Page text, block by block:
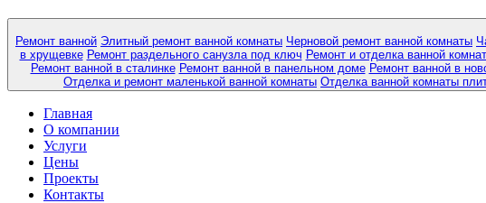
Ремонт ванной Элитный ремонт ванной комнаты Черновой ремонт ванной комнаты
в хрущевке Ремонт раздельного санузла под ключ Ремонт и отделка ванной
Ремонт ванной в сталинке Ремонт ванной в панельном доме Ремонт ванной в
Отделка и ремонт маленькой ванной комнаты Отделка ванной комнаты
Главная
О компании
Услуги
Цены
Проекты
Контакты